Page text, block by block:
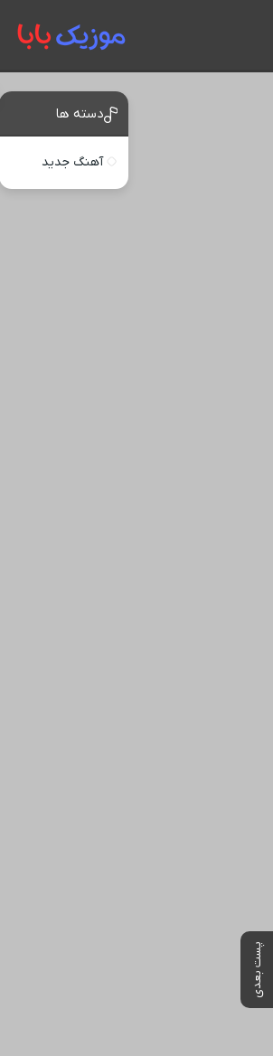
پست بعدی
دسته ها
آهنگ جدید